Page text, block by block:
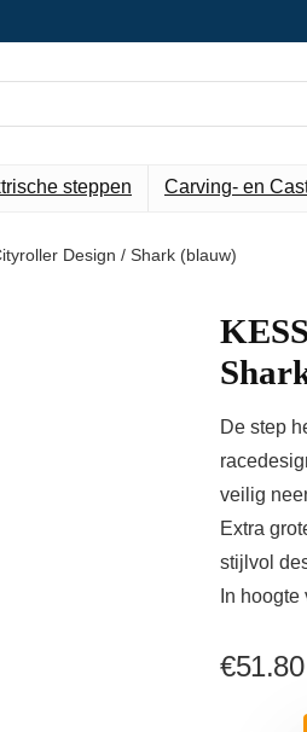
steppen Carving- en
Design / Shark (blauw)
De step
veilig
Extra
stijlvol
In
€51.80